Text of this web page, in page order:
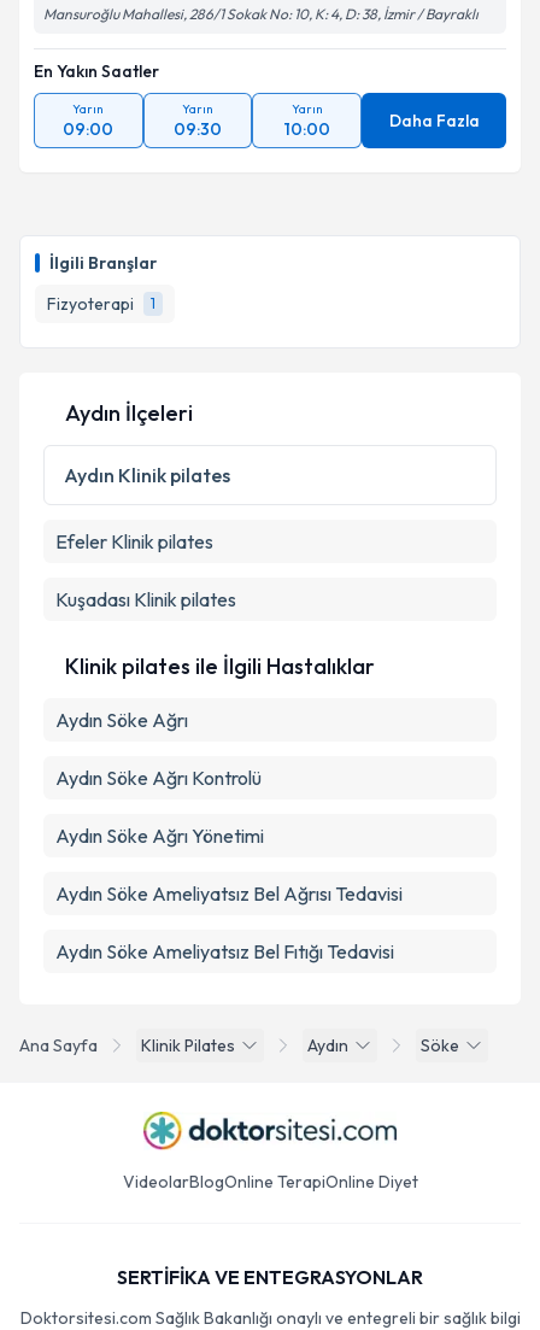
İlgili Branşlar
Fizyoterapi
1
Mansuroğlu Mahallesi, 286/1 Sokak No: 10, K: 4, D: 38, İzmir / Bayraklı
En Yakın Saatler
Yarın
09:00
Yarın
09:30
Yarın
10:00 Daha Fazla
Ana Sayfa Klinik Pilates Aydın Söke
Aydın İlçeleri
Aydın Klinik pilates
Efeler Klinik pilates
Kuşadası Klinik pilates
Klinik pilates ile İlgili Hastalıklar
Aydın Söke Ağrı
Aydın Söke Ağrı Kontrolü
Aydın Söke Ağrı Yönetimi
Aydın Söke Ameliyatsız Bel Ağrısı Tedavisi
Aydın Söke Ameliyatsız Bel Fıtığı Tedavisi
VideolarBlogOnline TerapiOnline Diyet
SERTİFİKA VE ENTEGRASYONLAR
Doktorsitesi.com Sağlık Bakanlığı onaylı ve entegreli bir sağlık bilgi